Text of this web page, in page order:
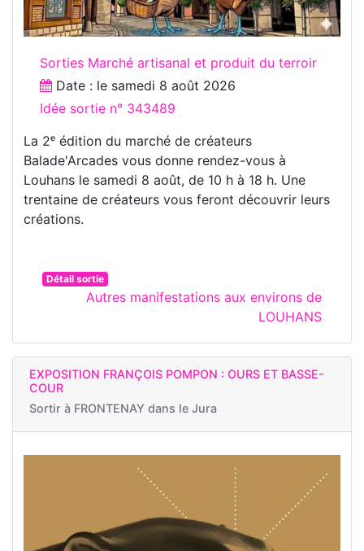
Sorties Marché artisanal et produit du terroir
Date : le samedi 8 août 2026
Idée sortie n° 343489
La 2ᵉ édition du marché de créateurs
Balade'Arcades vous donne rendez-vous à
Louhans le samedi 8 août, de 10 h à 18 h. Une
trentaine de créateurs vous feront découvrir leurs
créations.
Détail sortie
Autres manifestations aux environs de
LOUHANS
EXPOSITION FRANÇOIS POMPON : OURS ET BASSE-
COUR
Sortir à FRONTENAY dans le Jura